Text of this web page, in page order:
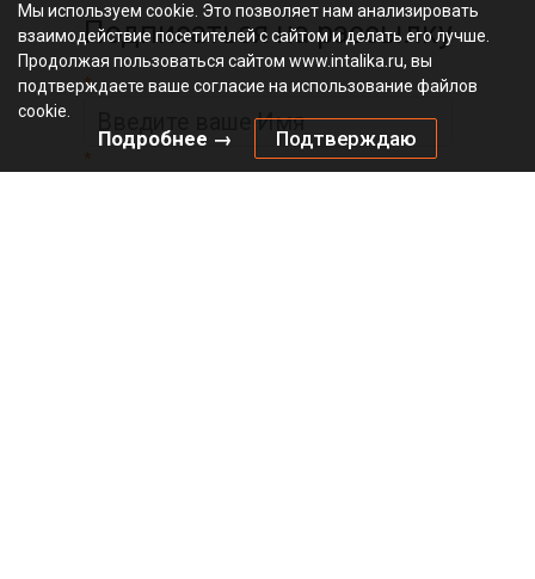
Подписаться на рассылку
*
Мы используем cookie. Это позволяет нам анализировать
взаимодействие посетителей с сайтом и делать его лучше.
Продолжая пользоваться сайтом www.intalika.ru, вы
подтверждаете ваше согласие на использование файлов
cookie.
Подробнее → Подтверждаю